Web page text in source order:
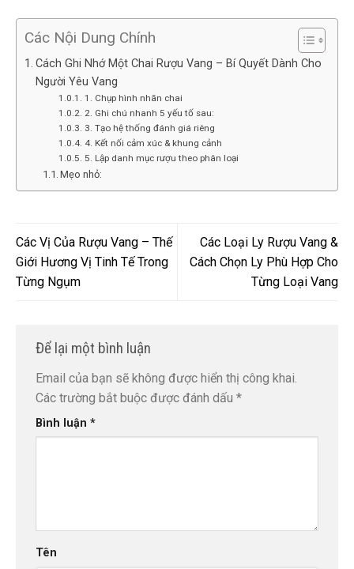
Các Nội Dung Chính
Cách Ghi Nhớ Một Chai Rượu Vang – Bí Quyết Dành Cho
Người Yêu Vang
1. Chụp hình nhãn chai
2. Ghi chú nhanh 5 yếu tố sau:
3. Tạo hệ thống đánh giá riêng
4. Kết nối cảm xúc & khung cảnh
5. Lập danh mục rượu theo phân loại
Mẹo nhỏ:
Các Vị Của Rượu Vang – Thế
Giới Hương Vị Tinh Tế Trong
Từng Ngụm
Các Loại Ly Rượu Vang &
Cách Chọn Ly Phù Hợp Cho
Từng Loại Vang
Để lại một bình luận
Email của bạn sẽ không được hiển thị công khai.
Các trường bắt buộc được đánh dấu *
Bình luận *
Tên